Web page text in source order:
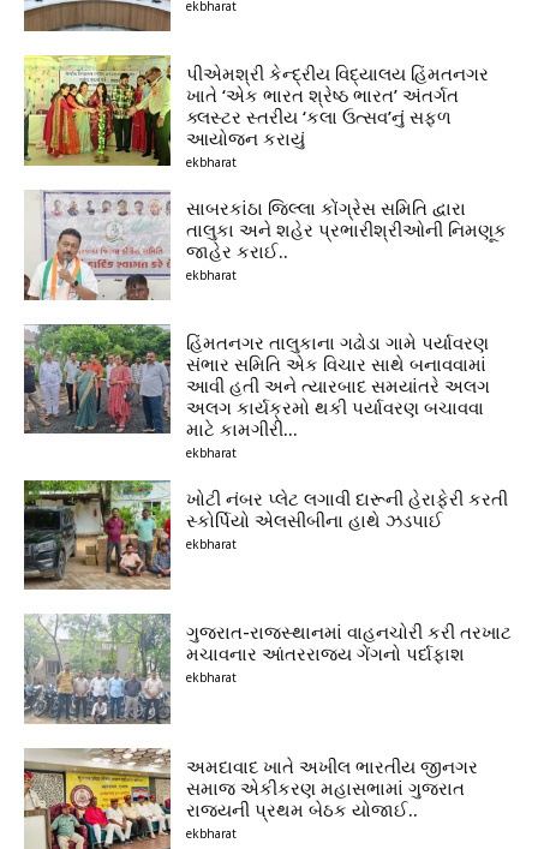
ekbharat
પીએમશ્રી કેન્દ્રીય વિદ્યાલય હિંમતનગર
ખાતે ‘એક ભારત શ્રેષ્ઠ ભારત’ અંતર્ગત
ક્લસ્ટર સ્તરીય ‘કલા ઉત્સવ’નું સફળ
આયોજન કરાયું
ekbharat
સાબરકાંઠા જિલ્લા કોંગ્રેસ સમિતિ દ્વારા
તાલુકા અને શહેર પ્રભારીશ્રીઓની નિમણૂક
જાહેર કરાઈ..
ekbharat
હિંમતનગર તાલુકાના ગઢોડા ગામે પર્યાવરણ
સંભાર સમિતિ એક વિચાર સાથે બનાવવામાં
આવી હતી અને ત્યારબાદ સમયાંતરે અલગ
અલગ કાર્યક્રમો થકી પર્યાવરણ બચાવવા
માટે કામગીરી...
ekbharat
ખોટી નંબર પ્લેટ લગાવી દારૂની હેરાફેરી કરતી
સ્કોર્પિયો એલસીબીના હાથે ઝડપાઈ
ekbharat
ગુજરાત-રાજસ્થાનમાં વાહનચોરી કરી તરખાટ
મચાવનાર આંતરરાજ્ય ગેંગનો પર્દાફાશ
ekbharat
અમદાવાદ ખાતે અખીલ ભારતીય જીનગર
સમાજ એકીકરણ મહાસભામાં ગુજરાત
રાજ્યની પ્રથમ બેઠક યોજાઈ..
ekbharat